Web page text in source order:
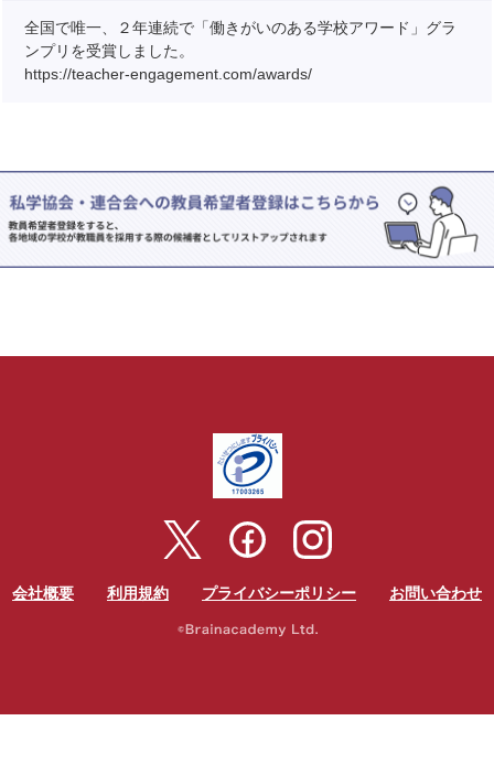
全国で唯一、２年連続で「働きがいのある学校アワード」グラ
ンプリを受賞しました。
https://teacher-engagement.com/awards/
会社概要 利用規約 プライバシーポリシー お問い合わせ